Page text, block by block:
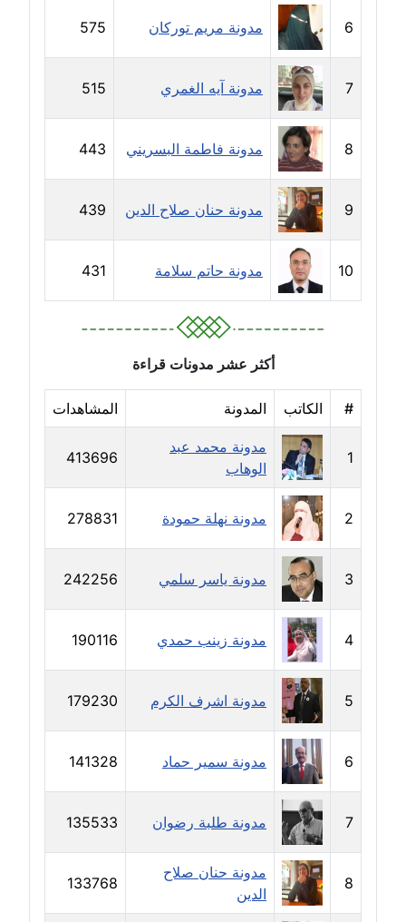
مدونة جهاد غازي
عاملة
مدونة جواد الحربي
عاملة
مدونة جيهان عفيفي
عاملة
مدونة جيهان عوض
عاملة
مدونة حاتم سلامة
مدونة حجازي يونس
عاملة
مدونة حسن رجب
عاملة
مدونة حسن غريب
معلق
مدونة حسن محي الدين
متوفي
مدونة حسين العلي
عاملة
مدونة حسين درمشاكي
عاملة
مدونة حلا عادل
عاملة
مدونة حنان الهواري
عاملة
مدونة حنان صلاح الدين
عاملة
6 مدونة مريم توركان 575
7 مدونة آيه الغمري 515
8 مدونة فاطمة البسريني 443
9 مدونة حنان صلاح الدين 439
10 مدونة حاتم سلامة 431
أكثر عشر مدونات قراءة
# الكاتب المدونة المشاهدات
1
مدونة محمد عبد
الوهاب
413696
2 مدونة نهلة حمودة 278831
3 مدونة ياسر سلمي 242256
4 مدونة زينب حمدي 190116
5 مدونة اشرف الكرم 179230
6 مدونة سمير حماد 141328
7 مدونة طلبة رضوان 135533
8
مدونة حنان صلاح
الدين
133768